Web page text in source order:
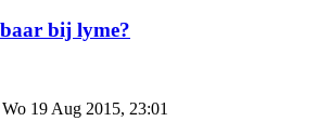
bij lyme?
Wo 19 Aug 2015, 23:01